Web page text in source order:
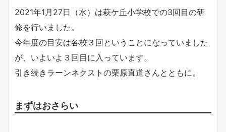
2021年1月27日（水）は萩ケ丘小学校での3回目の研
修を行いました。
今年度の目安は各校３回ということになっていました
が、いよいよ３回目に入っています。
引き続きラーンネクストの栗原直道さんとともに。
まずはおさらい